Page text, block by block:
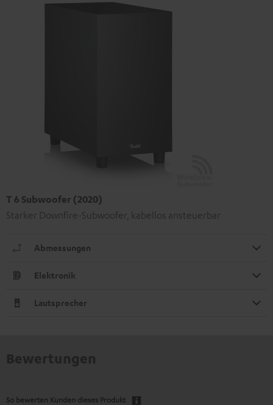
T 6 Subwoofer (2020)
Starker Downfire-Subwoofer, kabellos ansteuerbar
Abmessungen
Elektronik
Lautsprecher
So bewerten Kunden dieses Produkt